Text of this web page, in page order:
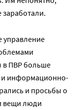
заработали.
управление
в ПВР больше
информационно-
и просьбы о
вещи люди